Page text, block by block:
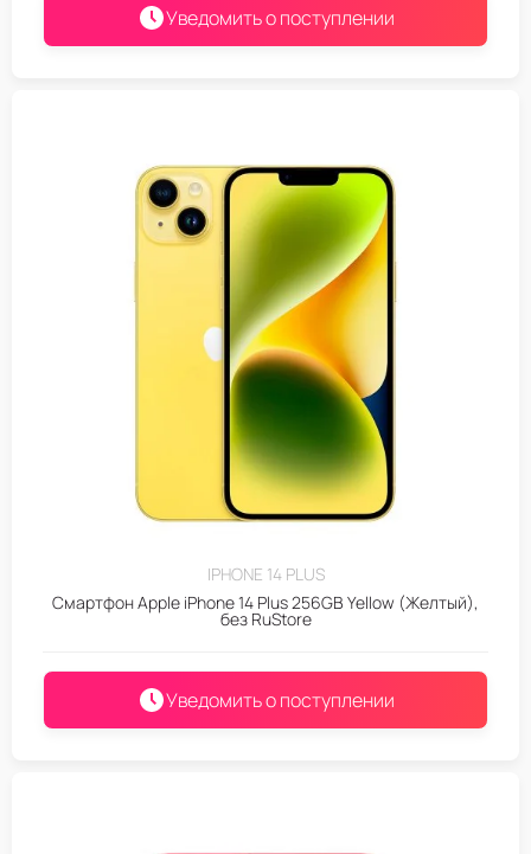
Уведомить о поступлении
IPHONE 14 PLUS
Смартфон Apple iPhone 14 Plus 256GB Yellow (Желтый),
без RuStore
Уведомить о поступлении